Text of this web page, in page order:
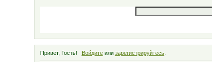
Привет, Гость! Войдитеили зарегистрируйтесь.